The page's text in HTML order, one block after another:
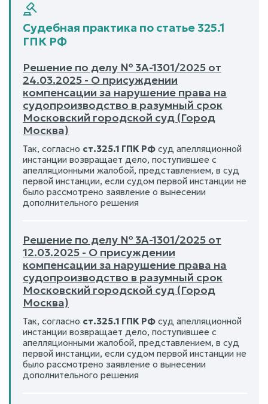
Судебная практика по статье 325.1
ГПК РФ
Решение по делу № 3А-1301/2025 от
24.03.2025 - О присуждении
компенсации за нарушение права на
судопроизводство в разумный срок
Московский городской суд (Город
Москва)
Так, согласно ст.325.1 ГПК РФ суд апелляционной
инстанции возвращает дело, поступившее с
апелляционными жалобой, представлением, в суд
первой инстанции, если судом первой инстанции не
было рассмотрено заявление о вынесении
дополнительного решения
Решение по делу № 3А-1301/2025 от
12.03.2025 - О присуждении
компенсации за нарушение права на
судопроизводство в разумный срок
Московский городской суд (Город
Москва)
Так, согласно ст.325.1 ГПК РФ суд апелляционной
инстанции возвращает дело, поступившее с
апелляционными жалобой, представлением, в суд
первой инстанции, если судом первой инстанции не
было рассмотрено заявление о вынесении
дополнительного решения